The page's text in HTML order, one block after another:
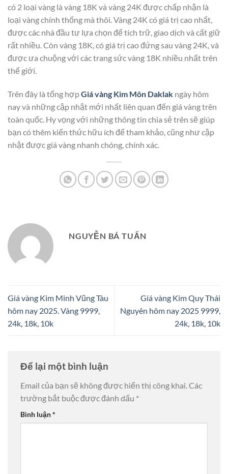
có 2 loại vàng là vàng 18K và vàng 24K được chấp nhận là
loại vàng chính thống mà thôi. Vàng 24K có giá trị cao nhất,
được các nhà đầu tư lựa chọn để tích trữ, giao dịch và cất giữ
rất nhiều. Còn vàng 18K, có giá trị cao đứng sau vàng 24K, và
được ưa chuộng với các trang sức vàng 18K nhiều nhất trên
thế giới.
Trên đây là tổng hợpGiá vàng Kim Môn Daklak ngày hôm
nay và những cập nhật mới nhất liên quan đến giá vàng trên
toàn quốc. Hy vọng với những thông tin chia sẻ trên sẽ giúp
bạn có thêm kiến thức hữu ích để tham khảo, cũng như cập
nhật được giá vàng nhanh chóng, chính xác.
NGUYỄN BÁ TUẤN
Giá vàng Kim Minh Vũng Tàu
hôm nay 2025. Vàng 9999,
24k, 18k, 10k
Giá vàng Kim Quy Thái
Nguyên hôm nay 2025 9999,
24k, 18k, 10k
Để lại một bình luận
Email của bạn sẽ không được hiển thị công khai. Các
trường bắt buộc được đánh dấu *
Bình luận*